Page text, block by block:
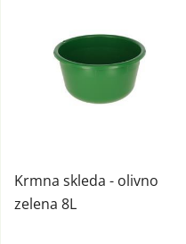
Krmna skleda - olivno
zelena 8L